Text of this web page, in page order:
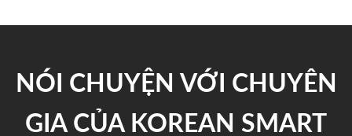
NÓI CHUYỆN VỚI CHUYÊN
GIA CỦA KOREAN SMART